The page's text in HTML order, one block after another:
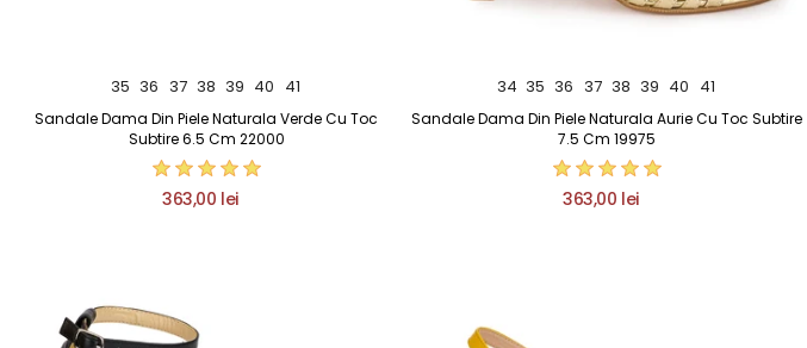
35 36 37 38 39 40 41
Sandale Dama Din Piele Naturala Verde Cu Toc
Subtire 6.5 Cm 22000
363,00 lei
34 35 36 37 38 39 40 41
Sandale Dama Din Piele Naturala Aurie Cu Toc Subtire
7.5 Cm 19975
363,00 lei